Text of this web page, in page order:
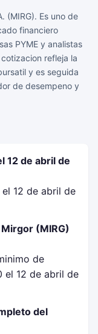
(MIRG). Es uno de
financiero
PYME y analistas
refleja la
y es seguida
de desempeno y
12 de abril de
12 de abril de
(MIRG)
de
el 12 de abril de
del